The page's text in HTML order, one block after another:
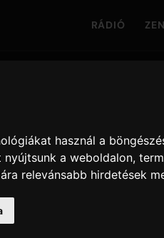
használ a
a weboldalon,
relevánsabb hirdetések
RÁDIÓ